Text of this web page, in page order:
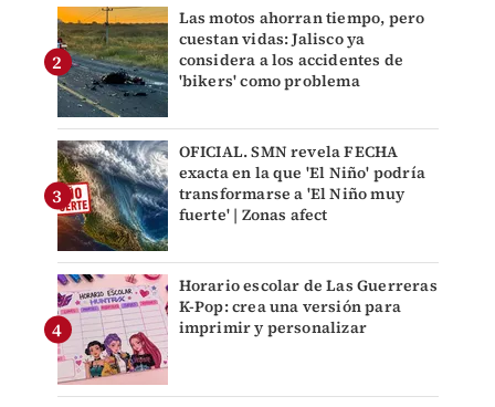
Las motos ahorran tiempo, pero
cuestan vidas: Jalisco ya
considera a los accidentes de
'bikers' como problema
OFICIAL. SMN revela FECHA
exacta en la que 'El Niño' podría
transformarse a 'El Niño muy
fuerte' | Zonas afect
Horario escolar de Las Guerreras
K-Pop: crea una versión para
imprimir y personalizar